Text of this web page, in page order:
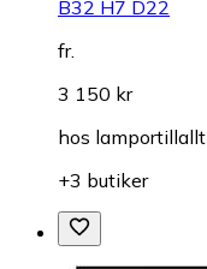
B32 H7 D22
fr.
3 150 kr
hos lamportillallt
+3 butiker